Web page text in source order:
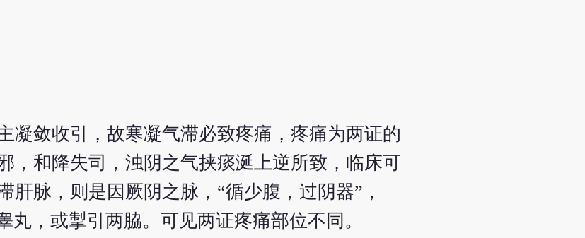
凝敛收引，故寒凝气滞必致疼痛，疼痛为两证的
，和降失司，浊阴之气挟痰涎上逆所致，临床可
脉，则是因厥阴之脉，“循少腹，过阴器”，
，或掣引两脇。可见两证疼痛部位不同。